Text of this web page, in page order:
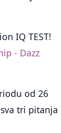
IQ TEST!
- Dazz
od 26
tri pitanja